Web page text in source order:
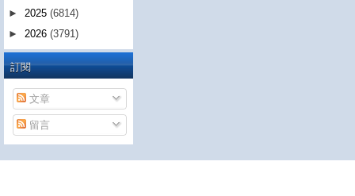
► 2025 (6814)
► 2026 (3791)
訂閱
文章
留言